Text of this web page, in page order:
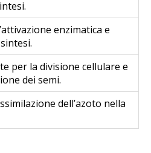
enzimatica e
per la divisione cellulare e
dei semi.
dell’azoto nella